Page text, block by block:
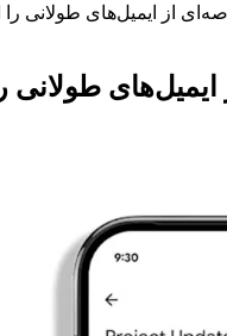
از ایمیل‌های طولانی را
طولانی